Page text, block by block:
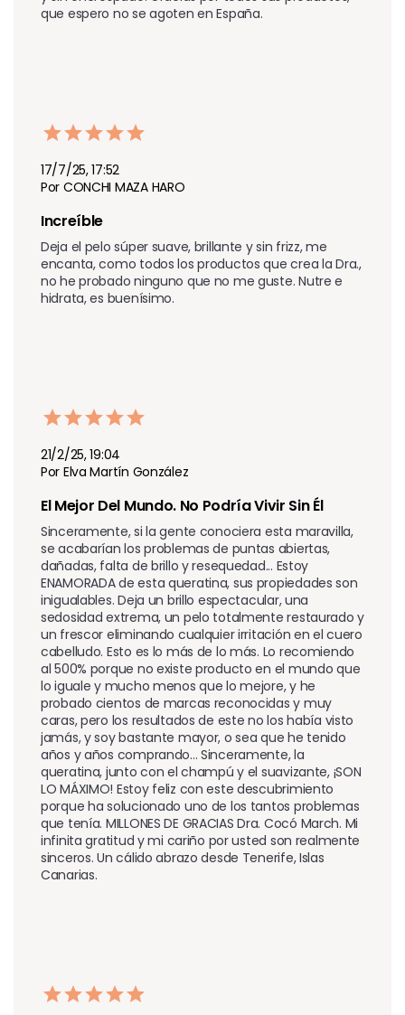
que espero no se agoten en España.
17/7/25, 17:52
Por CONCHI MAZA HARO
Increíble
Deja el pelo súper suave, brillante y sin frizz, me
encanta, como todos los productos que crea la Dra.,
no he probado ninguno que no me guste. Nutre e
hidrata, es buenísimo.
21/2/25, 19:04
Por Elva Martín González
El Mejor Del Mundo. No Podría Vivir Sin Él
Sinceramente, si la gente conociera esta maravilla,
se acabarían los problemas de puntas abiertas,
dañadas, falta de brillo y resequedad... Estoy
ENAMORADA de esta queratina, sus propiedades son
inigualables. Deja un brillo espectacular, una
sedosidad extrema, un pelo totalmente restaurado y
un frescor eliminando cualquier irritación en el cuero
cabelludo. Esto es lo más de lo más. Lo recomiendo
al 500% porque no existe producto en el mundo que
lo iguale y mucho menos que lo mejore, y he
probado cientos de marcas reconocidas y muy
caras, pero los resultados de este no los había visto
jamás, y soy bastante mayor, o sea que he tenido
años y años comprando... Sinceramente, la
queratina, junto con el champú y el suavizante, ¡SON
LO MÁXIMO! Estoy feliz con este descubrimiento
porque ha solucionado uno de los tantos problemas
que tenía. MILLONES DE GRACIAS Dra. Cocó March. Mi
infinita gratitud y mi cariño por usted son realmente
sinceros. Un cálido abrazo desde Tenerife, Islas
Canarias.